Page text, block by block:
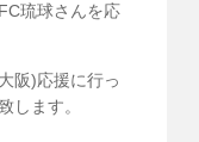
琉球さんを応
阪)応援に行っ
します。